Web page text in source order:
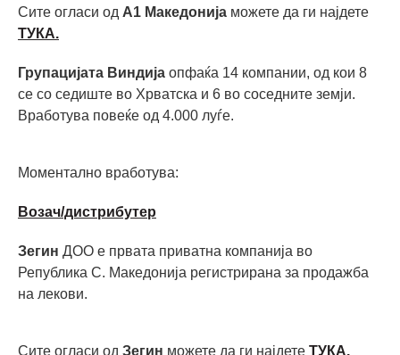
Сите огласи од А1 Македонија можете да ги најдете
ТУКА.
Групацијата Виндија опфаќа 14 компании, од кои 8
се со седиште во Хрватска и 6 во соседните земји.
Вработува повеќе од 4.000 луѓе.
Моментално вработува:
Возач/дистрибутер
Зегин ДОО е првата приватна компанија во
Република С. Македонија регистрирана за продажба
на лекови.
Сите огласи од Зегин можете да ги најдете ТУКА.